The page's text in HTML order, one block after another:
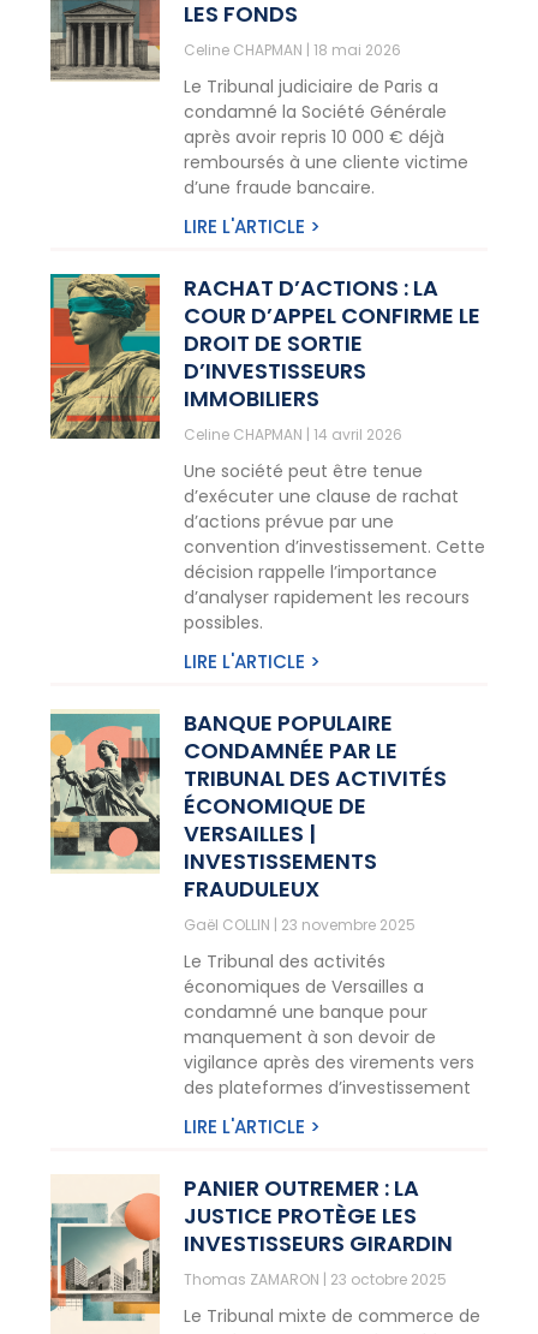
LES FONDS
Celine CHAPMAN 18 mai 2026
Le Tribunal judiciaire de Paris a
condamné la Société Générale
après avoir repris 10 000 € déjà
remboursés à une cliente victime
d’une fraude bancaire.
LIRE L'ARTICLE >
RACHAT D’ACTIONS : LA
COUR D’APPEL CONFIRME LE
DROIT DE SORTIE
D’INVESTISSEURS
IMMOBILIERS
Celine CHAPMAN 14 avril 2026
Une société peut être tenue
d’exécuter une clause de rachat
d’actions prévue par une
convention d’investissement. Cette
décision rappelle l’importance
d’analyser rapidement les recours
possibles.
LIRE L'ARTICLE >
BANQUE POPULAIRE
CONDAMNÉE PAR LE
TRIBUNAL DES ACTIVITÉS
ÉCONOMIQUE DE
VERSAILLES |
INVESTISSEMENTS
FRAUDULEUX
Gaël COLLIN 23 novembre 2025
Le Tribunal des activités
économiques de Versailles a
condamné une banque pour
manquement à son devoir de
vigilance après des virements vers
des plateformes d’investissement
LIRE L'ARTICLE >
PANIER OUTREMER : LA
JUSTICE PROTÈGE LES
INVESTISSEURS GIRARDIN
Thomas ZAMARON 23 octobre 2025
Le Tribunal mixte de commerce de